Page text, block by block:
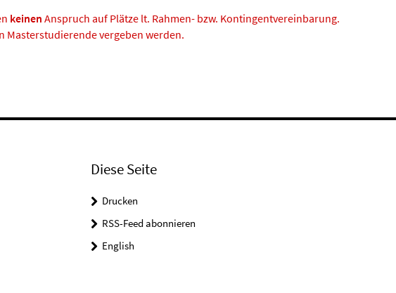
keinen Anspruch auf Plätze lt. Rahmen- bzw. Kontingentvereinbarung.
Masterstudierende vergeben werden.
Diese Seite
Drucken
RSS-Feed abonnieren
English